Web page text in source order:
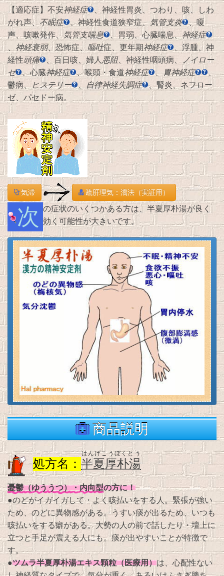
【適応症】不安神経症
、神経性胃炎、つわり、咳、しわ
がれ声、 不眠症 、神経性食道狭窄症、気管支炎
、嗄
声、咳嗽発作、気管支喘息 、胃弱、心臓喘息、神経症
、 神経衰弱、恐怖症、 嘔吐症、更年期神経症
、浮腫、神
経性頭痛 、百日咳、婦人悪阻、神経性咽頭病、
ノイロー
ゼ
、心臓神経症 、喉頭・食道神経症 、胃神経症
、
鬱病、ヒステリー 、自律神経失調症
、腎炎、ネフロー
ゼ、パセドー病。
気滞 疏肝理気：瀉法（実証用）
次の症状のいくつかある方は、半夏厚朴湯が良く 効く可能性が大きいです。
商品説明
処方名： 半夏厚朴湯
はんげこうぼくとう
憂鬱（ゆううつ）・内向型の方に！
●のどがイガイガして・よく咳払いをする人。緊張が強い
ため、のどに異物感がある。うすい痰が出るため、いつも
咳払いをする癖がある。大勢の人の前で話したり・壇上に
立つと手足が震える人にも。痰が出やすいことが特徴で
す。
●ツムラ半夏厚朴湯エキス顆粒（医療用）は、心配性ない